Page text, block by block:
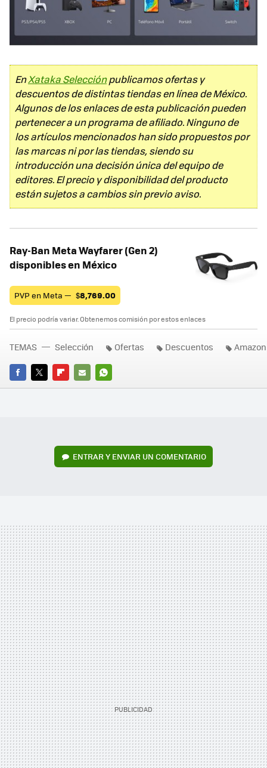
EnXataka Selecciónpublicamos ofertas y
descuentos de distintas tiendas en línea de México.
Algunos de los enlaces de esta publicación pueden
pertenecer a un programa de afiliado. Ninguno de
los artículos mencionados han sido propuestos por
las marcas ni por las tiendas, siendo su
introducción una decisión única del equipo de
editores. El precio y disponibilidad del producto
están sujetos a cambios sin previo aviso.
Ray-Ban Meta Wayfarer (Gen 2)
disponibles en México
PVP en Meta — $8,769.00
El precio podría variar. Obtenemos comisión por estos enlaces
FACEBOOK
TWITTERFLIPBOARD
E-
WHATSAPP
TEMAS Selección Ofertas Descuentos
ENTRAR Y ENVIAR UN COMENTARIO